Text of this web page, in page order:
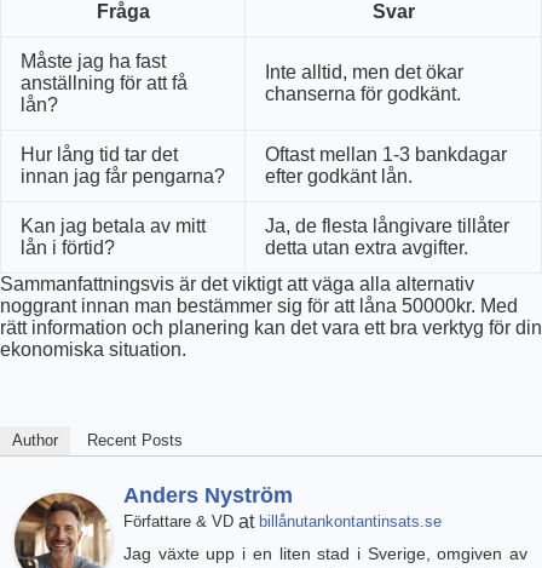
Fråga Svar
Måste jag ha fast
anställning för att få
lån?
Inte alltid, men det ökar
chanserna för godkänt.
Hur lång tid tar det
innan jag får pengarna?
Oftast mellan 1-3 bankdagar
efter godkänt lån.
Kan jag betala av mitt
lån i förtid?
Ja, de flesta långivare tillåter
detta utan extra avgifter.
Sammanfattningsvis är det viktigt att väga alla alternativ
noggrant innan man bestämmer sig för att låna 50000kr. Med
rätt information och planering kan det vara ett bra verktyg för din
ekonomiska situation.
Author Recent Posts
Anders Nyström
Författare & VD at billånutankontantinsats.se
Jag växte upp i en liten stad i Sverige, omgiven av